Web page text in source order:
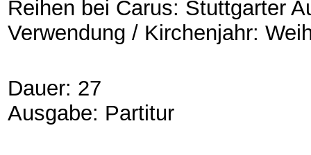
Reihen bei Carus: Stuttgarter
Verwendung / Kirchenjahr:
Dauer: 27
Ausgabe: Partitur